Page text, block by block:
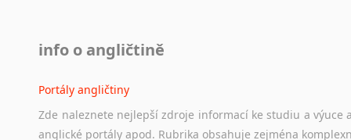
info o angličtině
Portály angličtiny
Zde naleznete nejlepší zdroje informací ke studiu a výuce
anglické portály apod. Rubrika obsahuje zejména